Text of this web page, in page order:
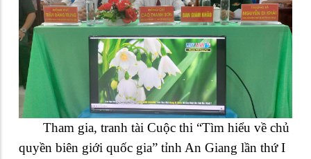
Tham gia, tranh tài Cuộc thi “Tìm hiểu về chủ
quyền biên giới quốc gia” tỉnh An Giang lần thứ I